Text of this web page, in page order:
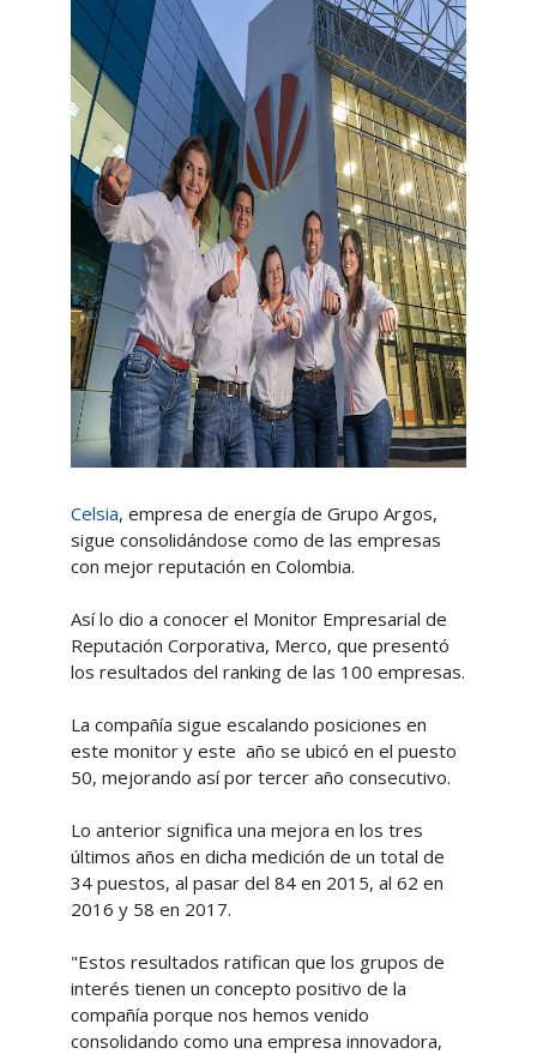
Celsia, empresa de energía de Grupo Argos,
sigue consolidándose como de las empresas
con mejor reputación en Colombia.
Así lo dio a conocer el Monitor Empresarial de
Reputación Corporativa, Merco, que presentó
los resultados del ranking de las 100 empresas.
La compañía sigue escalando posiciones en
este monitor y este año se ubicó en el puesto
50, mejorando así por tercer año consecutivo.
Lo anterior significa una mejora en los tres
últimos años en dicha medición de un total de
34 puestos, al pasar del 84 en 2015, al 62 en
2016 y 58 en 2017.
"Estos resultados ratifican que los grupos de
interés tienen un concepto positivo de la
compañía porque nos hemos venido
consolidando como una empresa innovadora,